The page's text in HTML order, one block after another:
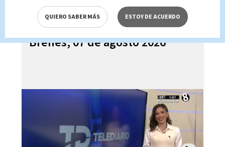
Telediario En Directo con Paula
Brenes, 07 de agosto 2026
QUIERO SABER MÁS ESTOY DE ACUERDO